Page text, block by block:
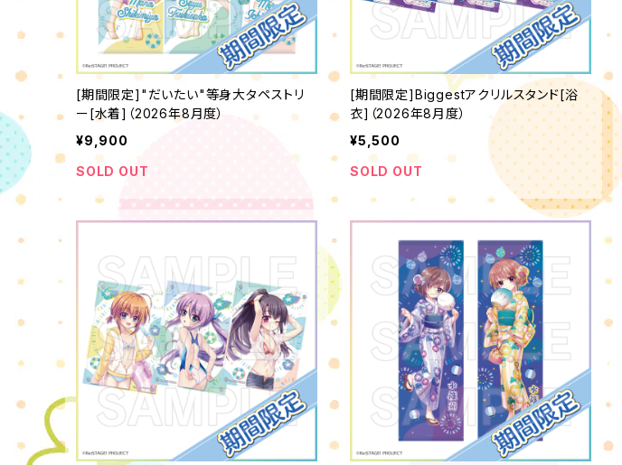
[期間限定]"だいたい"等身大タペストリ
ー[水着]（2026年8月度）
¥9,900
SOLD OUT
[期間限定]Biggestアクリルスタンド[浴
衣]（2026年8月度）
¥5,500
SOLD OUT